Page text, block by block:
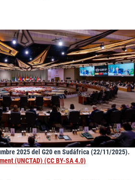
2025 del G20 en Sudáfrica (22/11/2025).
(UNCTAD) (CC BY-SA 4.0)